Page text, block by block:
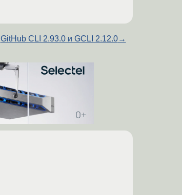
GitHub CLI 2.93.0 и GCLI 2.12.0→